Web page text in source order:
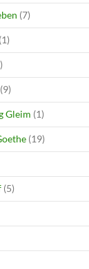
(7)
(1)
(9)
Gleim (1)
(19)
(5)